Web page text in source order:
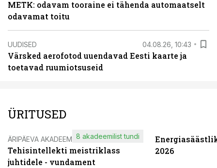
METK: odavam tooraine ei tähenda automaatselt
odavamat toitu
UUDISED 04.08.26, 10:43
Värsked aerofotod uuendavad Eesti kaarte ja
toetavad ruumiotsuseid
ÜRITUSED
ÄRIPÄEVA AKADEEMIA
Tehisintellekti meistriklass
juhtidele - vundament
8 akadeemilist tundi
2026